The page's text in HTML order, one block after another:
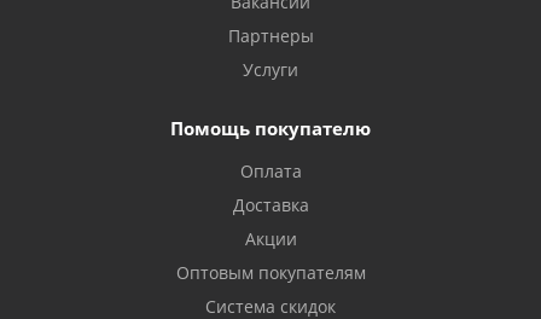
Партнеры
Услуги
Помощь покупателю
Оплата
Доставка
Акции
Оптовым покупателям
Система скидок